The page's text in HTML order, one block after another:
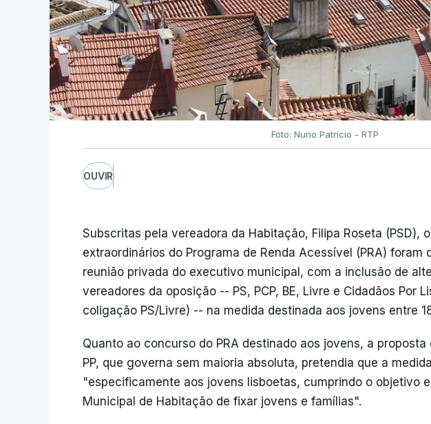
Foto: Nuno Patrício - RTP
OUVIR
Subscritas pela vereadora da Habitação, Filipa Roseta (PSD),
extraordinários do Programa de Renda Acessível (PRA) foram
reunião privada do executivo municipal, com a inclusão de
vereadores da oposição -- PS, PCP, BE, Livre e Cidadãos Por
coligação PS/Livre) -- na medida destinada aos jovens entre
Quanto ao concurso do PRA destinado aos jovens, a proposta
PP, que governa sem maioria absoluta, pretendia que a
"especificamente aos jovens lisboetas, cumprindo o objetivo
Municipal de Habitação de fixar jovens e famílias".